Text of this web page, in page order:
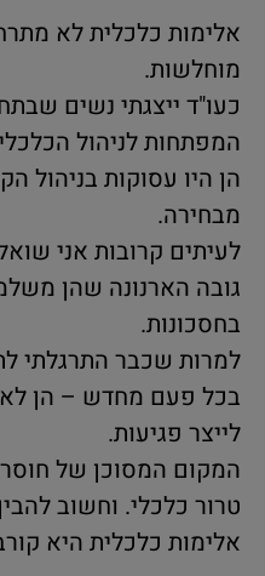
אלימות כלכלית לא
מוחלשות.
כעו"ד ייצגתי נשים
המפתחות לניהול
הן היו עסוקות בניהול
מבחירה.
לעיתים קרובות אני
גובה הארנונה שהן
בחסכונות.
למרות שכבר התרגלתי
בכל פעם מחדש – הן לא
לייצר פגיעות.
המקום המסוכן של
טרור כלכלי. וחשוב
אלימות כלכלית היא